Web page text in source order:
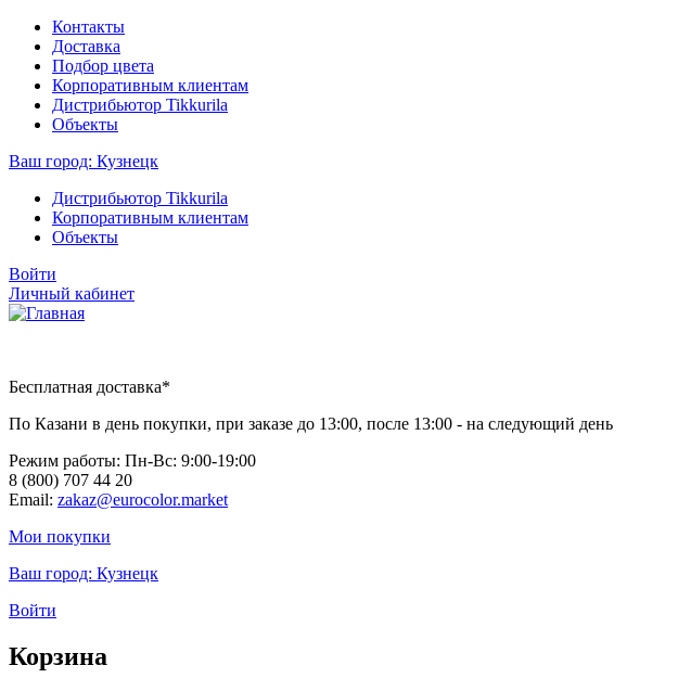
Контакты
Доставка
Подбор цвета
Корпоративным клиентам
Дистрибьютор Tikkurila
Объекты
Ваш город: Кузнецк
Дистрибьютор Tikkurila
Корпоративным клиентам
Объекты
Войти
Личный кабинет
Бесплатная доставка*
По Казани в день покупки, при заказе до 13:00, после 13:00 - на следующий день
Режим работы: Пн-Вc: 9:00-19:00
8 (800) 707 44 20
Email: zakaz@eurocolor.market
Мои покупки
Ваш город: Кузнецк
Войти
Корзина